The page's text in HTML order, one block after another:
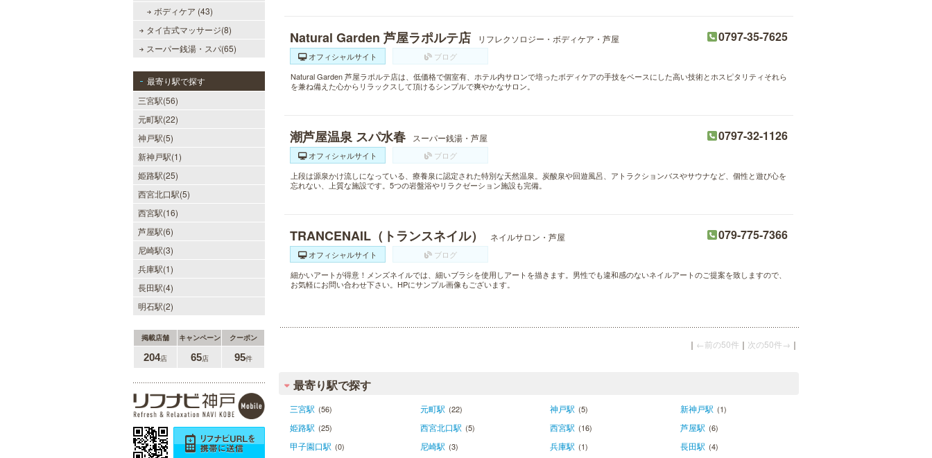
ボディケア (43)
タイ古式マッサージ(8)
スーパー銭湯・スパ(65)
最寄り駅で探す
三宮駅(56)
元町駅(22)
神戸駅(5)
新神戸駅(1)
姫路駅(25)
西宮北口駅(5)
西宮駅(16)
芦屋駅(6)
尼崎駅(3)
兵庫駅(1)
長田駅(4)
明石駅(2)
掲載店舗 キャンペーン クーポン
204店 65店 95件
Natural Garden 芦屋ラポルテ店 リフレクソロジー・ボディケア・芦屋 0797-35-7625
オフィシャルサイト
ブログ
Natural Garden 芦屋ラポルテ店は、低価格で個室有、ホテル内サロンで培ったボディケアの手技をベースにした高い技術とホスピタリティそれら
を兼ね備えた心からリラックスして頂けるシンプルで爽やかなサロン。
潮芦屋温泉 スパ水春 スーパー銭湯・芦屋 0797-32-1126
オフィシャルサイト
ブログ
上段は源泉かけ流しになっている、療養泉に認定された特別な天然温泉。炭酸泉や回遊風呂、アトラクションバスやサウナなど、個性と遊び心を
忘れない、上質な施設です。5つの岩盤浴やリラクゼーション施設も完備。
TRANCENAIL（トランスネイル） ネイルサロン・芦屋 079-775-7366
オフィシャルサイト
ブログ
細かいアートが得意！メンズネイルでは、細いブラシを使用しアートを描きます。男性でも違和感のないネイルアートのご提案を致しますので、
お気軽にお問い合わせ下さい。HPにサンプル画像もございます。
｜ ←前の50件 ｜ 次の50件→ ｜
最寄り駅で探す
三宮駅 (56) 元町駅 (22) 神戸駅 (5) 新神戸駅 (1)
姫路駅 (25) 西宮北口駅 (5) 西宮駅 (16) 芦屋駅 (6)
甲子園口駅 (0) 尼崎駅 (3) 兵庫駅 (1) 長田駅 (4)